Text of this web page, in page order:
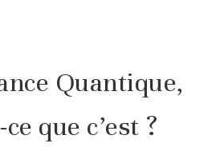
Quantique,
que c’est ?